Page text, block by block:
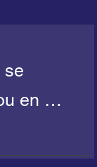
se
en